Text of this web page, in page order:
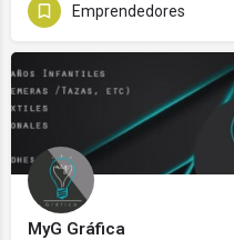
Emprendedores
MyG Gráfica